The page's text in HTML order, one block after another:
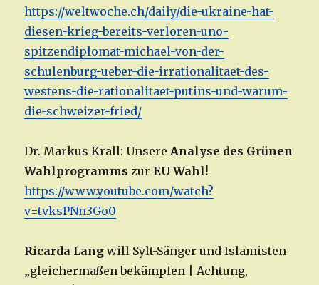
https://weltwoche.ch/daily/die-ukraine-hat-
diesen-krieg-bereits-verloren-uno-
spitzendiplomat-michael-von-der-
schulenburg-ueber-die-irrationalitaet-des-
westens-die-rationalitaet-putins-und-warum-
die-schweizer-fried/
Dr. Markus Krall: UnsereAnalyse des Grünen
Wahlprogramms zurEU Wahl!
https://www.youtube.com/watch?
v=tvksPNn3Go0
Ricarda Lang will Sylt-Sänger und Islamisten
„gleichermaßen bekämpfen | Achtung,